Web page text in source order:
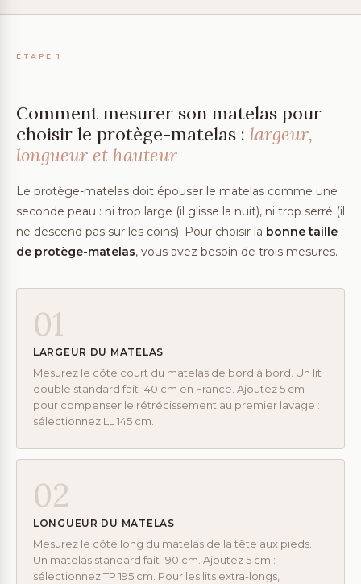
ÉTAPE 1
Comment mesurer son matelas pour
choisir le protège-matelas : largeur,
longueur et hauteur
Le protège-matelas doit épouser le matelas comme une
seconde peau : ni trop large (il glisse la nuit), ni trop serré (il
ne descend pas sur les coins). Pour choisir la bonne taille
de protège-matelas, vous avez besoin de trois mesures.
01
LARGEUR DU MATELAS
Mesurez le côté court du matelas de bord à bord. Un lit
double standard fait 140 cm en France. Ajoutez 5 cm
pour compenser le rétrécissement au premier lavage :
sélectionnez LL 145 cm.
02
LONGUEUR DU MATELAS
Mesurez le côté long du matelas de la tête aux pieds.
Un matelas standard fait 190 cm. Ajoutez 5 cm :
sélectionnez TP 195 cm. Pour les lits extra-longs,